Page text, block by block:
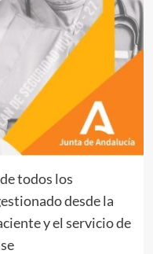
todos los
desde la
y el servicio de